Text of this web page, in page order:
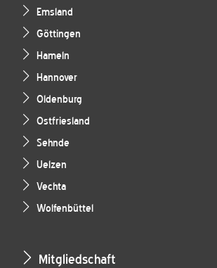
Emsland
Göttingen
Hameln
Hannover
Oldenburg
Ostfriesland
Sehnde
Uelzen
Vechta
Wolfenbüttel
Mitgliedschaft